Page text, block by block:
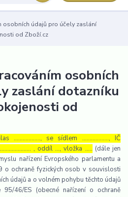
osobních údajů pro účely zaslání
od Zboží.cz
osobních
zaslání dotazníku
od
……………..., se sídlem ………………, IČ
, oddíl …, vložka ….. (dále jen
nařízení Evropského parlamentu a
o ochraně fyzických osob v souvislosti
údajů a o volném pohybu těchto údajů
46/ES (obecné nařízení o ochraně